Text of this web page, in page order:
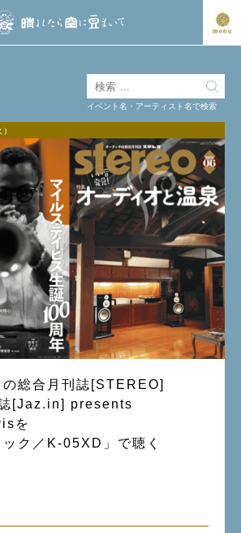
)
の総合月刊誌[STEREO]
[Jaz.in] presents
を
ック／K-05XD」で聴く
イベント名・アーティスト名で検索